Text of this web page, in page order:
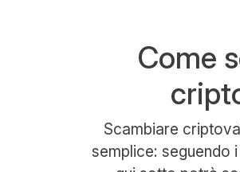
Come
Scambiare
semplice: seguendo